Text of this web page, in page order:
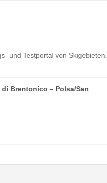
und Testportal von Skigebieten.
Brentonico – Polsa/​San